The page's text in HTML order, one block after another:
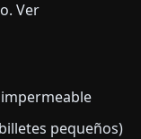
Ver
pequeños)